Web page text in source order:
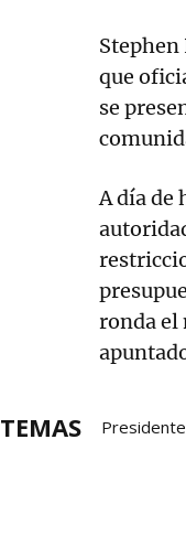
que
se
A día de
ronda el
TEMAS